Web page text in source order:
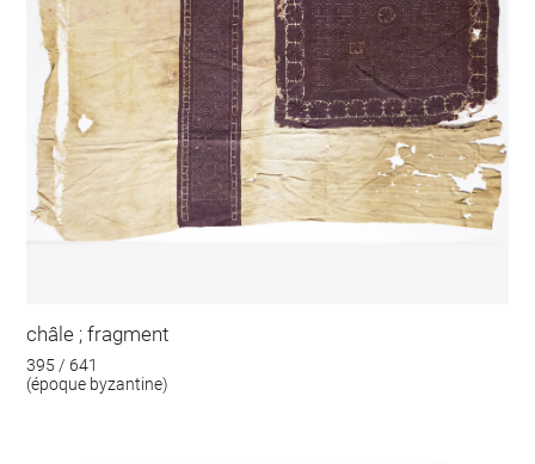
châle ; fragment
395 / 641
(époque byzantine)